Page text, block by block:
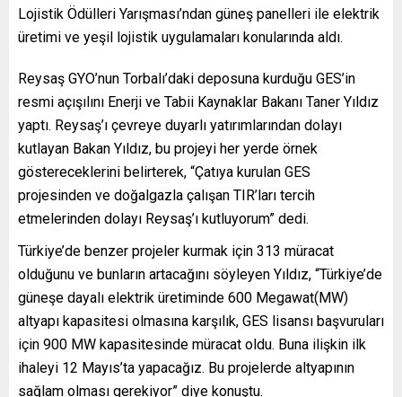
Lojistik Ödülleri Yarışması’ndan güneş panelleri ile elektrik
üretimi ve yeşil lojistik uygulamaları konularında aldı.
Reysaş GYO’nun Torbalı’daki deposuna kurduğu GES’in
resmi açışılını Enerji ve Tabii Kaynaklar Bakanı Taner Yıldız
yaptı. Reysaş’ı çevreye duyarlı yatırımlarından dolayı
kutlayan Bakan Yıldız, bu projeyi her yerde örnek
göstereceklerini belirterek, “Çatıya kurulan GES
projesinden ve doğalgazla çalışan TIR’ları tercih
etmelerinden dolayı Reysaş’ı kutluyorum” dedi.
Türkiye’de benzer projeler kurmak için 313 müracat
olduğunu ve bunların artacağını söyleyen Yıldız, “Türkiye’de
güneşe dayalı elektrik üretiminde 600 Megawat(MW)
altyapı kapasitesi olmasına karşılık, GES lisansı başvuruları
için 900 MW kapasitesinde müracat oldu. Buna ilişkin ilk
ihaleyi 12 Mayıs’ta yapacağız. Bu projelerde altyapının
sağlam olması gerekiyor” diye konuştu.